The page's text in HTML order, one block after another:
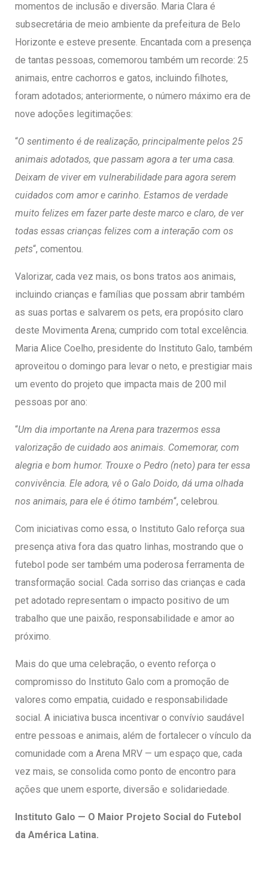
momentos de inclusão e diversão. Maria Clara é
subsecretária de meio ambiente da prefeitura de Belo
Horizonte e esteve presente. Encantada com a presença
de tantas pessoas, comemorou também um recorde: 25
animais, entre cachorros e gatos, incluindo filhotes,
foram adotados; anteriormente, o número máximo era de
nove adoções legitimações:
“O sentimento é de realização, principalmente pelos 25
animais adotados, que passam agora a ter uma casa.
Deixam de viver em vulnerabilidade para agora serem
cuidados com amor e carinho. Estamos de verdade
muito felizes em fazer parte deste marco e claro, de ver
todas essas crianças felizes com a interação com os
pets“, comentou.
Valorizar, cada vez mais, os bons tratos aos animais,
incluindo crianças e famílias que possam abrir também
as suas portas e salvarem os pets, era propósito claro
deste Movimenta Arena; cumprido com total excelência.
Maria Alice Coelho, presidente do Instituto Galo, também
aproveitou o domingo para levar o neto, e prestigiar mais
um evento do projeto que impacta mais de 200 mil
pessoas por ano:
“Um dia importante na Arena para trazermos essa
valorização de cuidado aos animais. Comemorar, com
alegria e bom humor. Trouxe o Pedro (neto) para ter essa
convivência. Ele adora, vê o Galo Doido, dá uma olhada
nos animais, para ele é ótimo também“, celebrou.
Com iniciativas como essa, o Instituto Galo reforça sua
presença ativa fora das quatro linhas, mostrando que o
futebol pode ser também uma poderosa ferramenta de
transformação social. Cada sorriso das crianças e cada
pet adotado representam o impacto positivo de um
trabalho que une paixão, responsabilidade e amor ao
próximo.
Mais do que uma celebração, o evento reforça o
compromisso do Instituto Galo com a promoção de
valores como empatia, cuidado e responsabilidade
social. A iniciativa busca incentivar o convívio saudável
entre pessoas e animais, além de fortalecer o vínculo da
comunidade com a Arena MRV — um espaço que, cada
vez mais, se consolida como ponto de encontro para
ações que unem esporte, diversão e solidariedade.
Instituto Galo — O Maior Projeto Social do Futebol
da América Latina.